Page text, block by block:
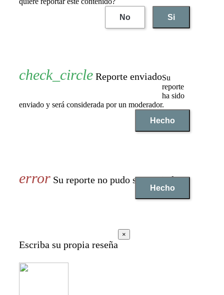
No
Si
Reporte enviadoSu
reporte
ha sido
enviado y será considerada por un moderador.
Hecho
Su reporte no pudo ser enviado
Hecho
Escriba su propia reseña
×